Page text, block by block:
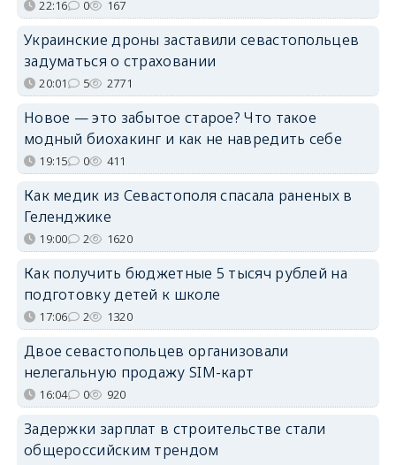
22:16 0 167
Украинские дроны заставили севастопольцев
задуматься о страховании
20:01 5 2771
Новое — это забытое старое? Что такое
модный биохакинг и как не навредить себе
19:15 0 411
Как медик из Севастополя спасала раненых в
Геленджике
19:00 2 1620
Как получить бюджетные 5 тысяч рублей на
подготовку детей к школе
17:06 2 1320
Двое севастопольцев организовали
нелегальную продажу SIM-карт
16:04 0 920
Задержки зарплат в строительстве стали
общероссийским трендом